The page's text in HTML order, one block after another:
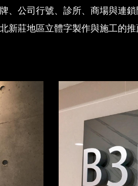
、公司行號、診所、商場與連
新莊地區立體字製作與施工的推